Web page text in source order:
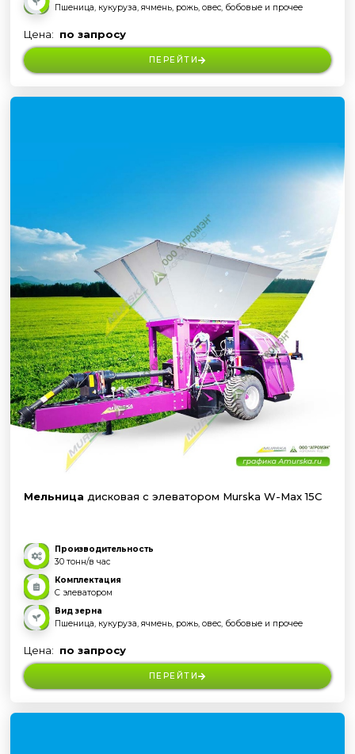
Пшеница, кукуруза, ячмень, рожь, овес, бобовые и прочее
Цена: по запросу
ПЕРЕЙТИ
Мельница дисковая с элеватором Murska W-Max 15C
Производительность
30 тонн/в час
Комплектация
С элеватором
Вид зерна
Пшеница, кукуруза, ячмень, рожь, овес, бобовые и прочее
Цена: по запросу
ПЕРЕЙТИ